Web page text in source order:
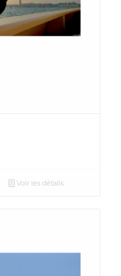
Voir les détails